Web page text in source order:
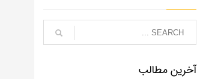
آخرین مطالب